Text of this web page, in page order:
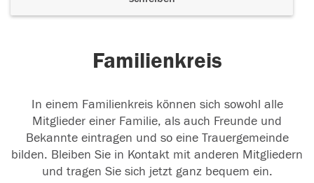
Familienkreis
In einem Familienkreis können sich sowohl alle
Mitglieder einer Familie, als auch Freunde und
Bekannte eintragen und so eine Trauergemeinde
bilden. Bleiben Sie in Kontakt mit anderen Mitgliedern
und tragen Sie sich jetzt ganz bequem ein.